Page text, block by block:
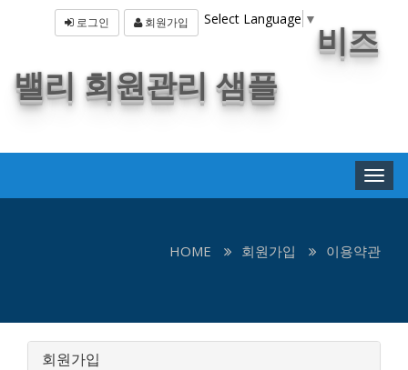
로그인 회원가입 Select Language ▼
비즈
밸리 회원관리 샘플
비
즈
회
샘
플
HOME 회원가입 이용약관
회원가입